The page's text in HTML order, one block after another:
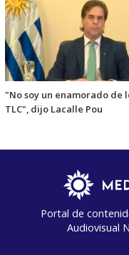
"No soy un enamorado de
TLC", dijo Lacalle Pou
Portal de
Audiovisual